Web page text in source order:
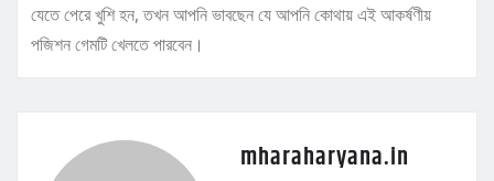
যেতে পেরে খুশি হন, তখন আপনি ভাবছেন যে আপনি কোথায় এই আকর্ষণীয়
পজিশন গেমটি খেলতে পারবেন।
mharaharyana.in